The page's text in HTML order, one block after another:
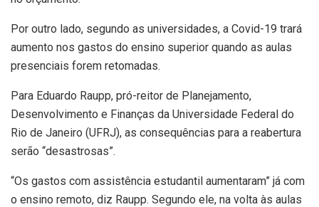
Por outro lado, segundo as universidades, a Covid-19 trará
aumento nos gastos do ensino superior quando as aulas
presenciais forem retomadas.
Para Eduardo Raupp, pró-reitor de Planejamento,
Desenvolvimento e Finanças da Universidade Federal do
Rio de Janeiro (UFRJ), as consequências para a reabertura
serão “desastrosas”.
“Os gastos com assistência estudantil aumentaram” já com
o ensino remoto, diz Raupp. Segundo ele, na volta às aulas